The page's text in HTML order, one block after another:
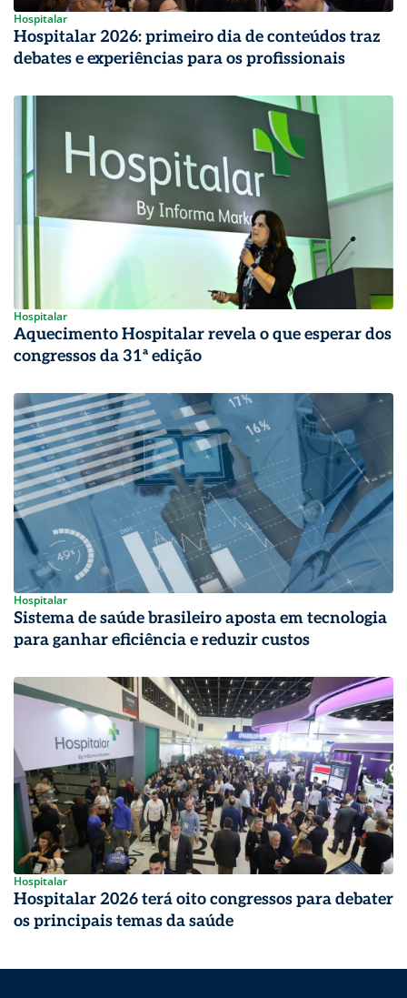
Hospitalar
Hospitalar 2026: primeiro dia de conteúdos traz
debates e experiências para os profissionais
Hospitalar
Aquecimento Hospitalar revela o que esperar dos
congressos da 31ª edição
Hospitalar
Sistema de saúde brasileiro aposta em tecnologia
para ganhar eficiência e reduzir custos
Hospitalar
Hospitalar 2026 terá oito congressos para debater
os principais temas da saúde